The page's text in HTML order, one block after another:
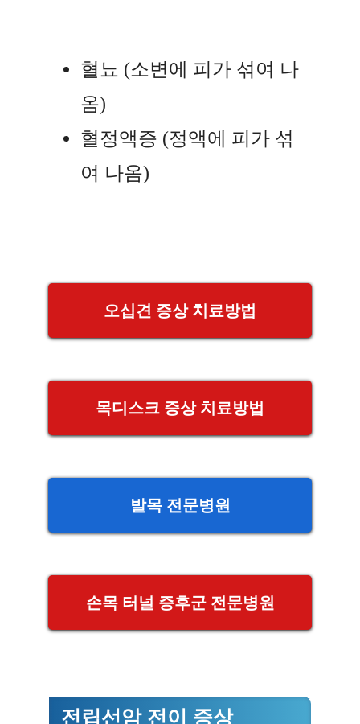
혈뇨 (소변에 피가 섞여 나
옴)
혈정액증 (정액에 피가 섞
여 나옴)
오십견 증상 치료방법
목디스크 증상 치료방법
발목 전문병원
손목 터널 증후군 전문병원
전립선암 전이 증상